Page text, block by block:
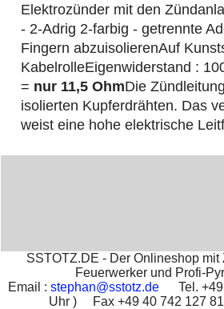
Elektrozünder mit den
- 2-Adrig 2-farbig - getrennte
Fingern abzuisolierenAuf
KabelrolleEigenwiderstand :
= nur 11,5 OhmDie
isolierten Kupferdrähten. Das
weist eine hohe elektrische
SSTOTZ.DE - Der Onlineshop mit
Feuerwerker und Profi-
Email : stephan@sstotz.de Tel. +49
Uhr ) Fax +49 40 742 127